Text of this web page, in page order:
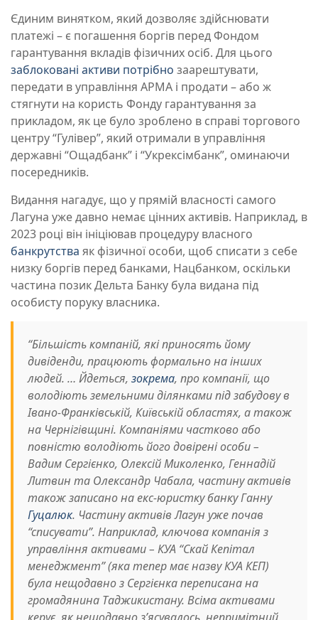
Єдиним винятком, який дозволяє здійснювати
платежі – є погашення боргів перед Фондом
гарантування вкладів фізичних осіб. Для цього
заблоковані активи потрібно заарештувати,
передати в управління АРМА і продати – або ж
стягнути на користь Фонду гарантування за
прикладом, як це було зроблено в справі торгового
центру “Гулівер”, який отримали в управління
державні “Ощадбанк” і “Укрексімбанк”, оминаючи
посередників.
Видання нагадує, що у прямій власності самого
Лагуна уже давно немає цінних активів. Наприклад, в
2023 році він ініціював процедуру власного
банкрутства як фізичної особи, щоб списати з себе
низку боргів перед банками, Нацбанком, оскільки
частина позик Дельта Банку була видана під
особисту поруку власника.
“Більшість компаній, які приносять йому
дивіденди, працюють формально на інших
людей. … Йдеться, зокрема, про компанії, що
володіють земельними ділянками під забудову в
Івано-Франківській, Київській областях, а також
на Чернігівщині. Компаніями частково або
повністю володіють його довірені особи –
Вадим Сергієнко, Олексій Миколенко, Геннадій
Литвин та Олександр Чабала, частину активів
також записано на екс-юристку банку Ганну
Гуцалюк. Частину активів Лагун уже почав
“списувати”. Наприклад, ключова компанія з
управління активами – КУА “Скай Кепітал
менеджмент” (яка тепер має назву КУА КЕП)
була нещодавно з Сергієнка переписана на
громадянина Таджикистану. Всіма активами